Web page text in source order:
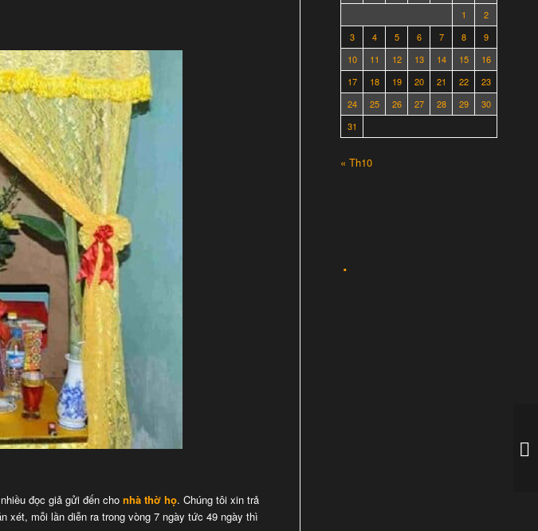
đọc giả gửi đến cho nhà thờ họ. Chúng tôi xin trả
xét, mỗi lần diễn ra trong vòng 7 ngày tức 49 ngày thì
1
2
3
4 5 6 7 8
9
10
11 12 13 14 15
16
17
18 19 20 21 22
23
24
25 26 27 28 29
30
31
« Th10